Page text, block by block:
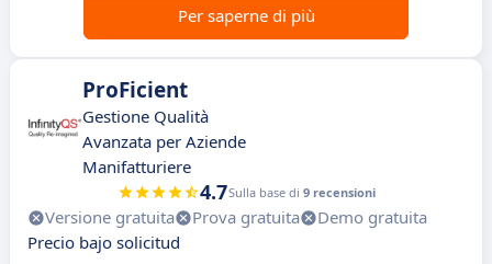
Per saperne di più
ProFicient
Gestione Qualità
Avanzata per Aziende
Manifatturiere
4.7Sulla base di 9 recensioni
Versione gratuita Prova gratuita
Demo gratuita
Precio bajo solicitud